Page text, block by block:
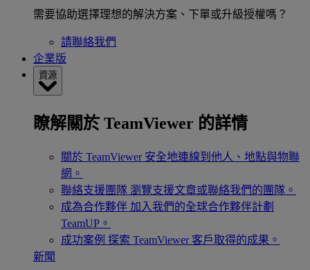
需要協助選擇理想的解決方案、下單或升級授權嗎？
請聯絡我們
企業版
資源
瞭解關於 TeamViewer 的詳情
關於 TeamViewer 安全地連線到他人、地點與物聯
網。
聯絡支援團隊 瀏覽支援文章或聯絡我們的團隊。
成為合作夥伴 加入我們的全球合作夥伴計劃
TeamUP。
成功案例 探索 TeamViewer 客戶取得的成果。
新聞